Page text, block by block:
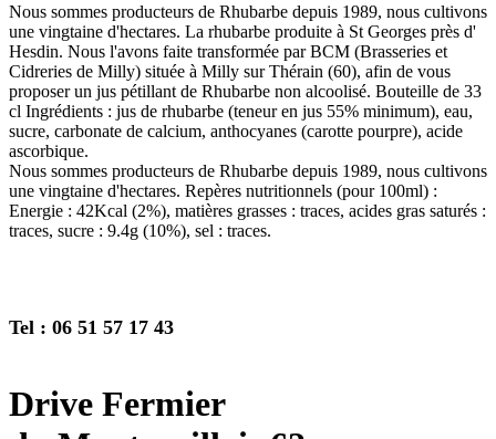
Nous sommes producteurs de Rhubarbe depuis 1989, nous cultivons
une vingtaine d'hectares. La rhubarbe produite à St Georges près d'
Hesdin. Nous l'avons faite transformée par BCM (Brasseries et
Cidreries de Milly) située à Milly sur Thérain (60), afin de vous
proposer un jus pétillant de Rhubarbe non alcoolisé. Bouteille de 33
cl Ingrédients : jus de rhubarbe (teneur en jus 55% minimum), eau,
sucre, carbonate de calcium, anthocyanes (carotte pourpre), acide
ascorbique.
Nous sommes producteurs de Rhubarbe depuis 1989, nous cultivons
une vingtaine d'hectares. Repères nutritionnels (pour 100ml) :
Energie : 42Kcal (2%), matières grasses : traces, acides gras saturés :
traces, sucre : 9.4g (10%), sel : traces.
Tel : 06 51 57 17 43
Drive Fermier